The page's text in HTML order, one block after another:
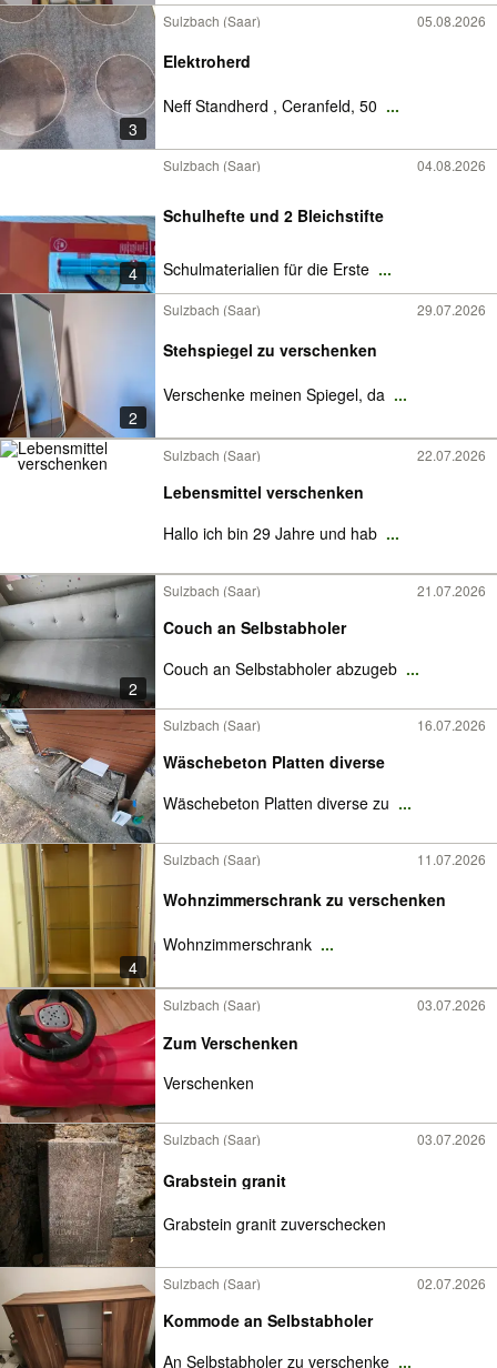
3
Sulzbach (Saar) 05.08.2026
Elektroherd
Neff Standherd , Ceranfeld, 50 ...
4
Sulzbach (Saar) 04.08.2026
Schulhefte und 2 Bleichstifte
Schulmaterialien für die Erste ...
2
Sulzbach (Saar) 29.07.2026
Stehspiegel zu verschenken
Verschenke meinen Spiegel, da ...
Sulzbach (Saar) 22.07.2026
Lebensmittel verschenken
Hallo ich bin 29 Jahre und hab ...
2
Sulzbach (Saar) 21.07.2026
Couch an Selbstabholer
Couch an Selbstabholer abzugeb ...
Sulzbach (Saar) 16.07.2026
Wäschebeton Platten diverse
Wäschebeton Platten diverse zu ...
4
Sulzbach (Saar) 11.07.2026
Wohnzimmerschrank zu verschenken
Wohnzimmerschrank ...
Sulzbach (Saar) 03.07.2026
Zum Verschenken
Verschenken
Sulzbach (Saar) 03.07.2026
Grabstein granit
Grabstein granit zuverschecken
Sulzbach (Saar) 02.07.2026
Kommode an Selbstabholer
An Selbstabholer zu verschenke ...